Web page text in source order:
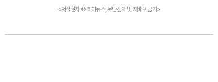
<저작권자 © 하이뉴스, 무단전재 및 재배포 금지>